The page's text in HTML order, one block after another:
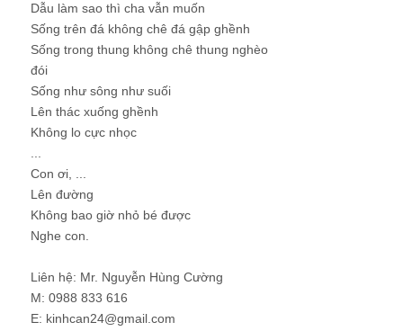
Dẫu làm sao thì cha vẫn muốn
Sống trên đá không chê đá gập ghềnh
Sống trong thung không chê thung nghèo
đói
Sống như sông như suối
Lên thác xuống ghềnh
Không lo cực nhọc
...
Con ơi, ...
Lên đường
Không bao giờ nhỏ bé được
Nghe con.
Liên hệ: Mr. Nguyễn Hùng Cường
M: 0988 833 616
E: kinhcan24@gmail.com